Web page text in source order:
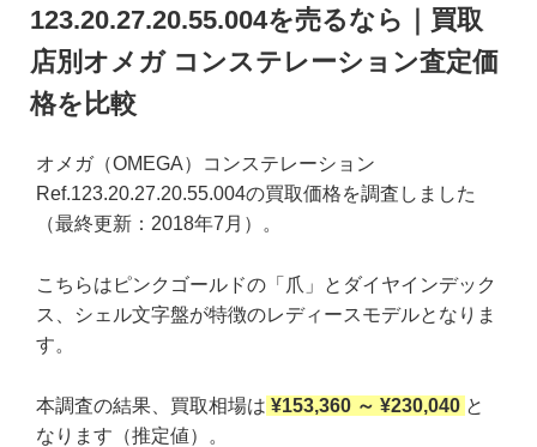
123.20.27.20.55.004を売るなら｜買取
店別オメガ コンステレーション査定価
格を比較
オメガ（OMEGA）コンステレーション
Ref.123.20.27.20.55.004の買取価格を調査しました
（最終更新：2018年7月）。
こちらはピンクゴールドの「爪」とダイヤインデック
ス、シェル文字盤が特徴のレディースモデルとなりま
す。
本調査の結果、買取相場は ¥153,360 ～ ¥230,040 と
なります（推定値）。